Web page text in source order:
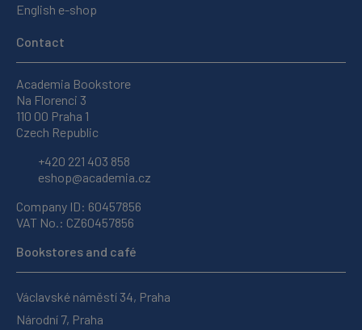
English e-shop
Contact
Academia Bookstore
Na Florenci 3
110 00 Praha 1
Czech Republic
+420 221 403 858
eshop@academia.cz
Company ID: 60457856
VAT No.: CZ60457856
Bookstores and café
Václavské náměstí 34, Praha
Národní 7, Praha